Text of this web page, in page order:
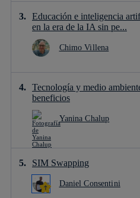
Educación e inteligencia
en la era de la IA sin pe...
Chimo Villena
Tecnología y medio
beneficios
Yanina Chalup
SIM Swapping
Daniel Consentini